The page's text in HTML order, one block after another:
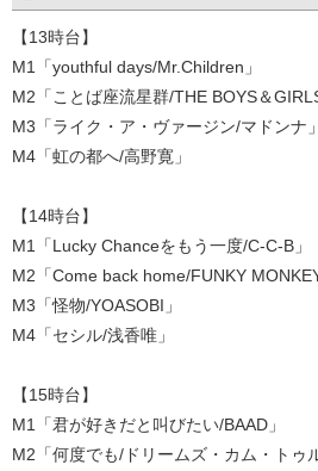
【13時台】
M1「youthful days/Mr.Children」
M2「ことば座流星群/THE BOYS＆
M3「ライク・ア・ヴァージン/マドンナ」
M4「虹の都へ/高野寛」
【14時台】
M1「Lucky Chanceをもう一度/C-C-B」
M2「Come back home/FUNKY
M3「怪物/YOASOBI」
M4「セシル/浅香唯」
【15時台】
M1「君が好きだと叫びたい/BAAD」
M2「何度でも/ドリームズ・カム・トゥ